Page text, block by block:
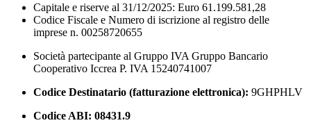
Capitale e riserve al 31/12/2025: Euro 61.199.581,28
Codice Fiscale e Numero di iscrizione al registro delle
imprese n. 00258720655
Società partecipante al Gruppo IVA Gruppo Bancario
Cooperativo Iccrea P. IVA 15240741007
Codice Destinatario (fatturazione elettronica): 9GHPHLV
Codice ABI: 08431.9